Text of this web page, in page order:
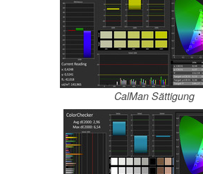
CalMan Sättigung